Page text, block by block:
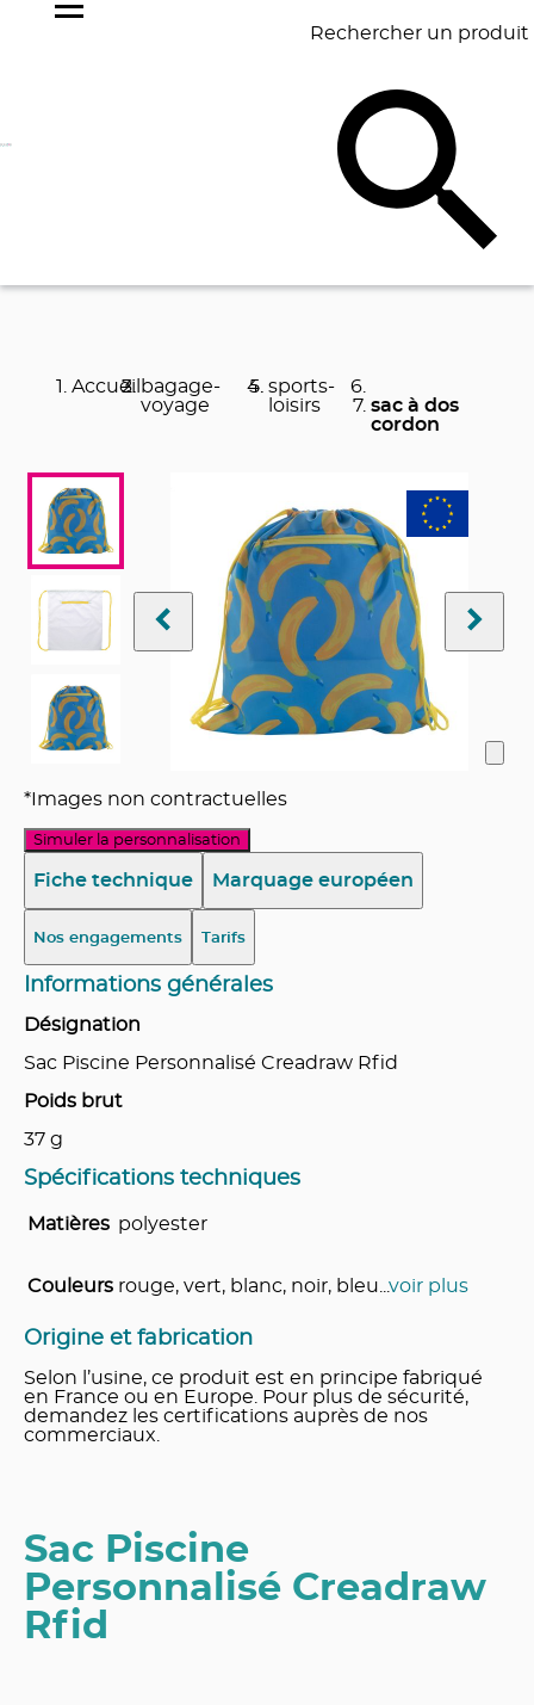
Rechercher un produit
BAGAGERIE BUREAU
Accueil bagage-
voyage
sports-
loisirs
sac à dos
cordon
*Images non contractuelles
Simuler la personnalisation
Fiche technique Marquage européen
Nos engagements Tarifs
Informations générales
Désignation
Sac Piscine Personnalisé Creadraw Rfid
Poids brut
37 g
Spécifications techniques
Matières polyester
Couleurs rouge, vert, blanc, noir, bleu voir plus
Origine et fabrication
Selon l’usine, ce produit est en principe fabriqué
en France ou en Europe. Pour plus de sécurité,
demandez les certifications auprès de nos
commerciaux.
Sac Piscine
Personnalisé Creadraw
Rfid